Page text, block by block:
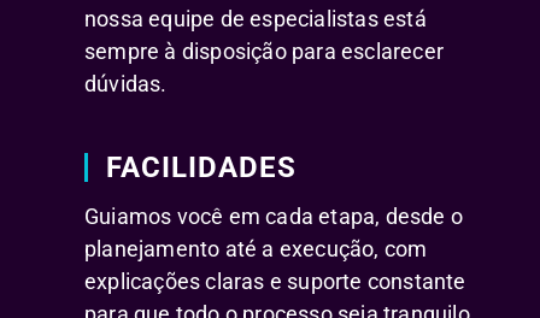
nossa equipe de especialistas está
sempre à disposição para esclarecer
dúvidas.
FACILIDADES
Guiamos você em cada etapa, desde o
planejamento até a execução, com
explicações claras e suporte constante